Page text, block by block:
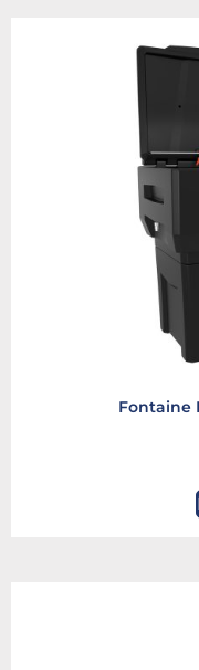
Fontaine